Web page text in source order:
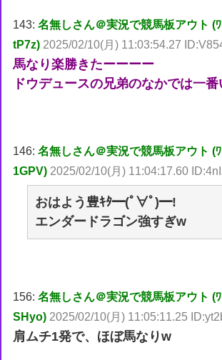
143:名無しさん＠実況で競馬板アウト (
tP7z) 2025/02/10(月) 11:03:54.27
馬なり楽勝きたーーーー
ドウデュースの兄弟のなかでは一番
146:名無しさん＠実況で競馬板アウト (
1GPV) 2025/02/10(月) 11:04:17.60
おはよう豊ｷﾀ━(ﾟ∀ﾟ)━!
エンダードラゴン強すぎw
156:名無しさん＠実況で競馬板アウト (
SHyo) 2025/02/10(月) 11:05:11.25
肩ムチ1発で、ほぼ馬なりw